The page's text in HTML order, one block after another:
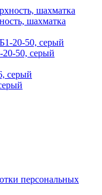
шахматка
50, серый
персональных